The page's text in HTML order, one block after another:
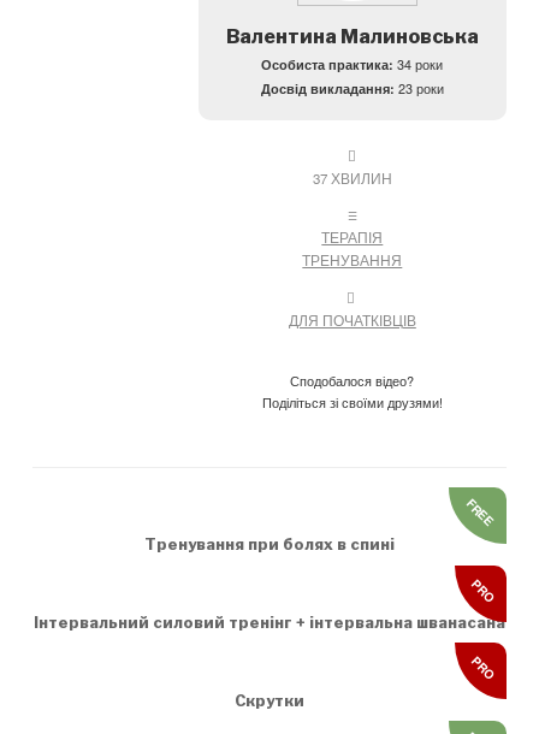
Валентина Малиновська
Особиста практика: 34 роки
Досвід викладання: 23 роки
37 ХВИЛИН
ТЕРАПІЯ
ТРЕНУВАННЯ
ДЛЯ ПОЧАТКІВЦІВ
Сподобалося відео?
Поділіться зі своїми друзями!
Тренування при болях в спині
FREE
Інтервальний силовий тренінг + інтервальна шванасана
PRO
Скрутки
PRO